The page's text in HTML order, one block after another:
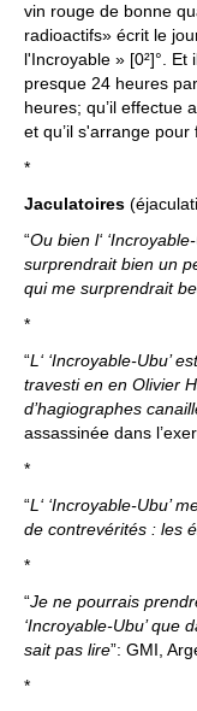
vin rouge de bonne
radioactifs» écrit le
l'Incroyable » [0²]°.
presque 24 heures
heures; qu’il effectue
et qu’il s'arrange pour
*
Jaculatoires
“Ou bien l‘
surprendrait bien un
qui me surprendrait
*
“L‘ ‘Incroyable-Ubu’
travesti en en Olivier
d’hagiographes
assassinée dans
*
“L‘ ‘Incroyable-Ubu’
de contrevérités : les
*
“Je ne pourrais
‘Incroyable-Ubu’ que
sait pas lire”: GMI,
*